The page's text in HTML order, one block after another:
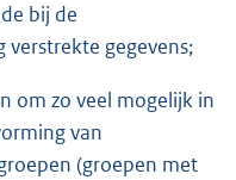
bij de
verstrekte gegevens;
om zo veel mogelijk in
van
(groepen met